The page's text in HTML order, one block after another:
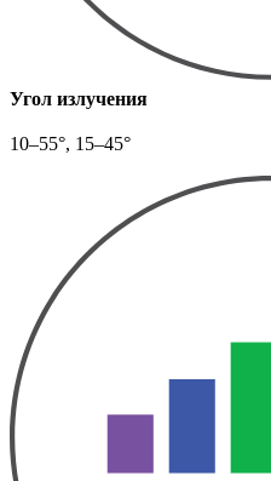
Угол излучения
10–55°, 15–45°